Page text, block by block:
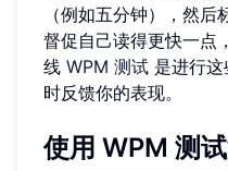
（例如五分钟），然
督促自己读得更快一点
线 WPM 测试 是进行
时反馈你的表现。
使用 WPM 测